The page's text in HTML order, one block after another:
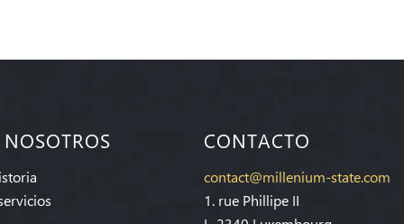
CONTACTO
contact@millenium-state.com
1. rue Phillipe II